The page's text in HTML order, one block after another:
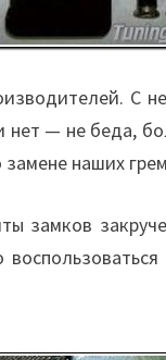
С
нет — не беда,
наших
замков